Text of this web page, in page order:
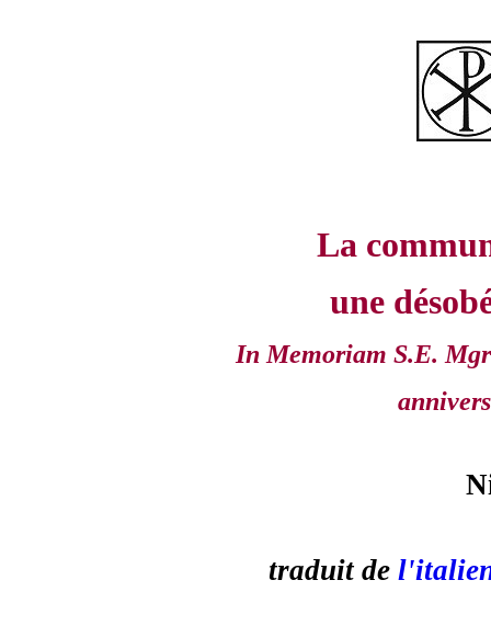
La
une
In Memoriam S.E.
traduit de